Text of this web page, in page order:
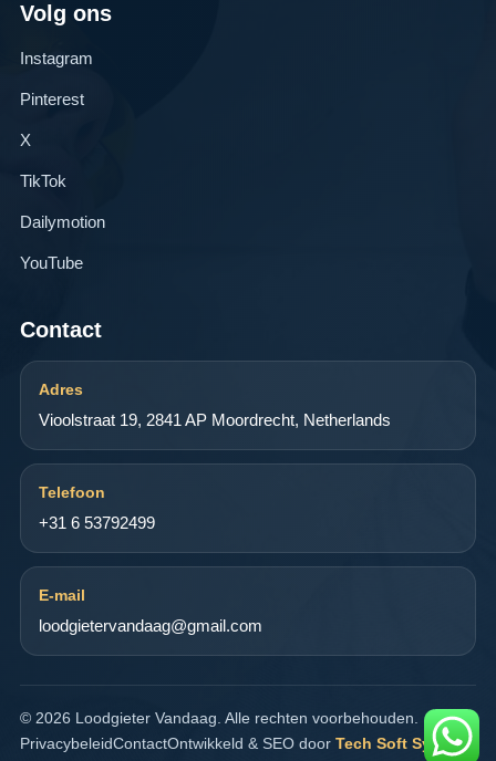
Volg ons
Instagram
Pinterest
X
TikTok
Dailymotion
YouTube
Contact
Adres
Vioolstraat 19, 2841 AP Moordrecht, Netherlands
Telefoon
+31 6 53792499
E-mail
loodgietervandaag@gmail.com
© 2026 Loodgieter Vandaag. Alle rechten voorbehouden.
PrivacybeleidContactOntwikkeld & SEO door Tech Soft System